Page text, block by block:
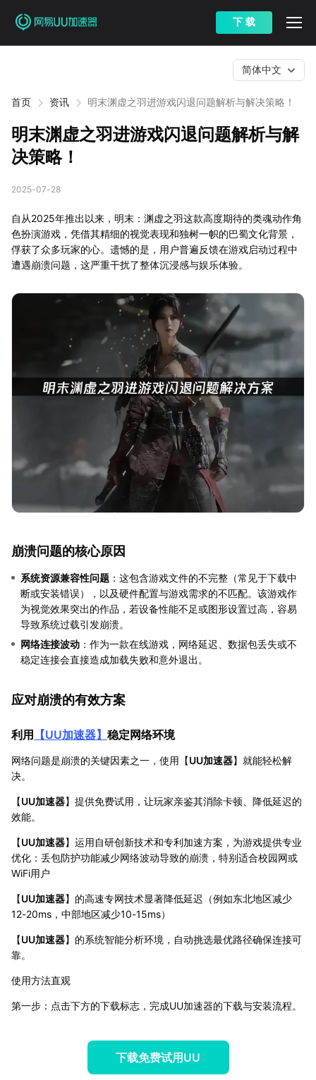
下 载
首页 资讯 明末渊虚之羽进游戏闪退问题解析与解决策略！
简体中文
明末渊虚之羽进游戏闪退问题解析与解
决策略！
2025-07-28
自从2025年推出以来，明末：渊虚之羽这款高度期待的类魂动作角
色扮演游戏，凭借其精细的视觉表现和独树一帜的巴蜀文化背景，
俘获了众多玩家的心。遗憾的是，用户普遍反馈在游戏启动过程中
遭遇崩溃问题，这严重干扰了整体沉浸感与娱乐体验。
崩溃问题的核心原因
系统资源兼容性问题 ：这包含游戏文件的不完整（常见于下载中
断或安装错误），以及硬件配置与游戏需求的不匹配。该游戏作
为视觉效果突出的作品，若设备性能不足或图形设置过高，容易
导致系统过载引发崩溃。
网络连接波动 ：作为一款在线游戏，网络延迟、数据包丢失或不
稳定连接会直接造成加载失败和意外退出。
应对崩溃的有效方案
利用 【UU加速器】 稳定网络环境
网络问题是崩溃的关键因素之一，使用【UU加速器】就能轻松解
决。
【UU加速器】提供免费试用，让玩家亲鉴其消除卡顿、降低延迟的
效能。
【UU加速器】运用自研创新技术和专利加速方案，为游戏提供专业
优化：丢包防护功能减少网络波动导致的崩溃，特别适合校园网或
WiFi用户
【UU加速器】的高速专网技术显著降低延迟（例如东北地区减少
12-20ms，中部地区减少10-15ms）
【UU加速器】的系统智能分析环境，自动挑选最优路径确保连接可
靠。
使用方法直观
第一步：点击下方的下载标志，完成UU加速器的下载与安装流程。
下载免费试用UU